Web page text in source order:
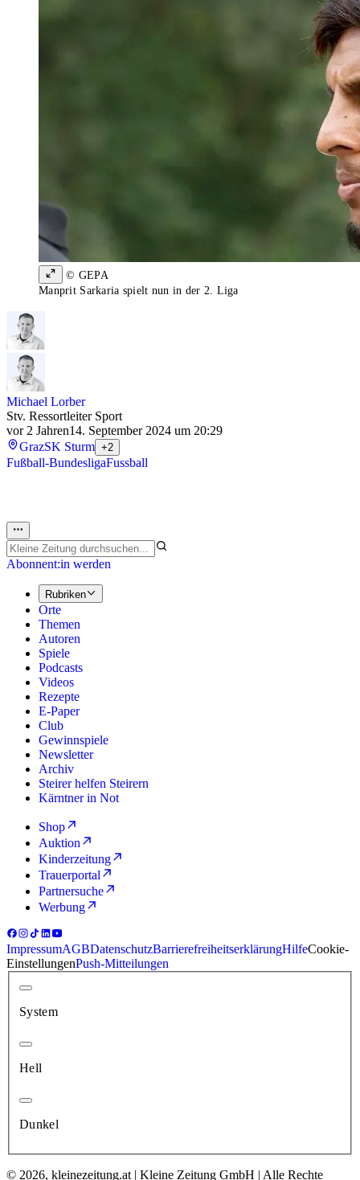
© GEPA
Manprit Sarkaria spielt nun in der 2. Liga
Michael Lorber
Stv. Ressortleiter Sport
vor 2 Jahren14. September 2024 um 20:29
GrazSK Sturm +2
Fußball-BundesligaFussball
Abonnent:in werden
Rubriken
Orte
Themen
Autoren
Spiele
Podcasts
Videos
Rezepte
E-Paper
Club
Gewinnspiele
Newsletter
Archiv
Steirer helfen Steirern
Kärntner in Not
Shop
Auktion
Kinderzeitung
Trauerportal
Partnersuche
Werbung
ImpressumAGBDatenschutzBarrierefreiheitserklärungHilfeCookie-
EinstellungenPush-Mitteilungen
System
Hell
Dunkel
© 2026, kleinezeitung.at | Kleine Zeitung GmbH | Alle Rechte